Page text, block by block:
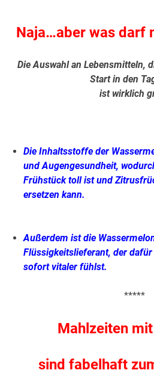
Naja…aber was darf
Die Auswahl an Lebensmitteln,
Start in den
ist wirklich
Die Inhaltsstoffe der
und Augengesundheit,
Frühstück toll ist und
ersetzen kann.
Außerdem ist die
Flüssigkeitslieferant, der
sofort vitaler fühlst.
*****
Mahlzeiten
sind fabelhaft